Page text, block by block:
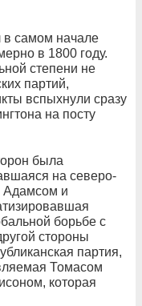
в самом начале
в 1800 году.
степени не
партий,
вспыхнули сразу
на посту
была
на северо-
Адамсом и
борьбе с
стороны
партия,
Томасом
которая